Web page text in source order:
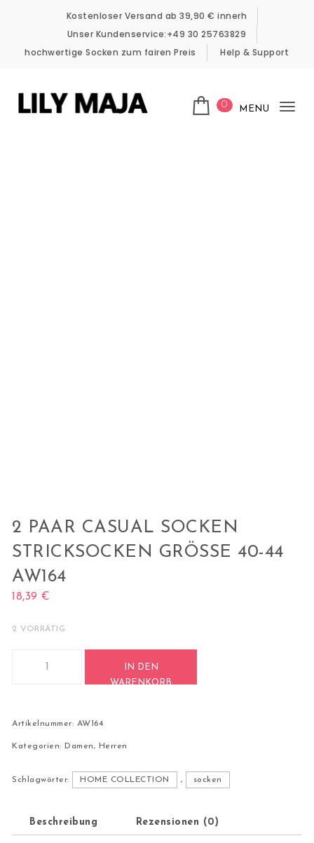
Kostenloser Versand ab 39,90 € innerh
Unser Kundenservice:+49 30 25763829
hochwertige Socken zum fairen Preis
Help & Support
0 MENU
2 PAAR CASUAL SOCKEN
STRICKSOCKEN GRÖSSE 40-44 A
W164
18,39€
2 VORRÄTIG
IN DEN
WARENKORB
Artikelnummer: AW164
Kategorien: Damen, Herren
Schlagwörter: HOME COLLECTION , socken
Beschreibung Rezensionen (0)